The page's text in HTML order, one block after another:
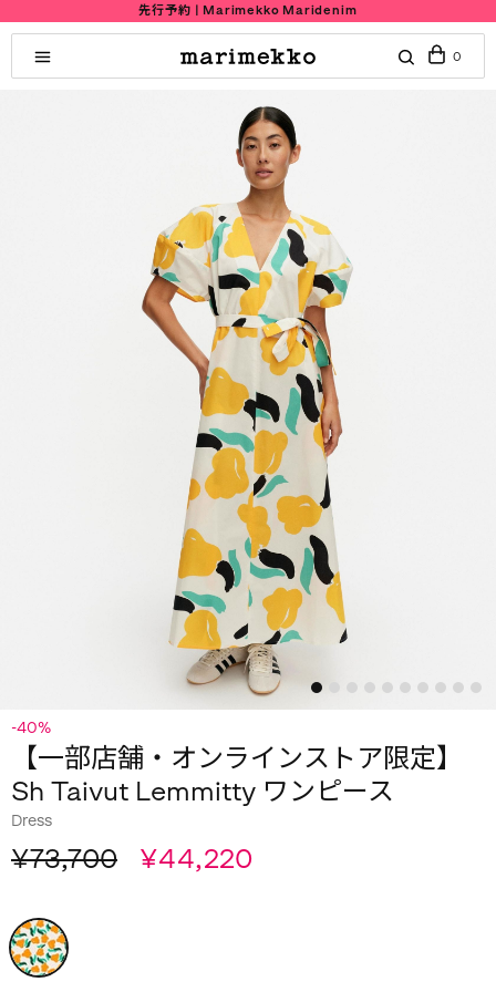
先行予約 | Marimekko Maridenim
0
-40%
【一部店舗・オンラインストア限定】
Sh Taivut Lemmitty ワンピース
Dress
¥73,700 ¥44,220